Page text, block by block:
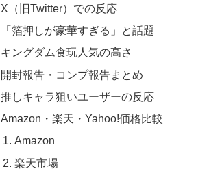
X（旧Twitter）での反応
「箔押しが豪華すぎる」と話題
キングダム食玩人気の高さ
開封報告・コンプ報告まとめ
推しキャラ狙いユーザーの反応
Amazon・楽天・Yahoo!価格比較
Amazon
楽天市場